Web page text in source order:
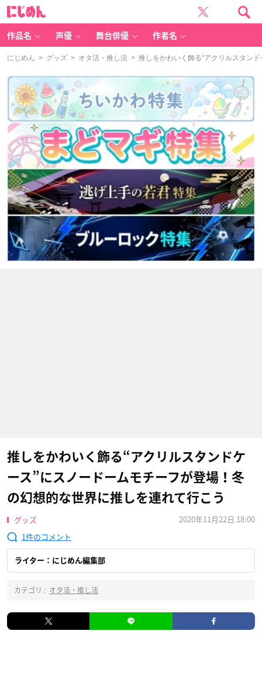
作品名 声優 舞台俳優 作者名
にじめん > グッズ > オタ活・推し活 > 推しをかわいく飾る“アクリルスタン
推しをかわいく飾る“アクリルスタンドケ
ース”にスノードームモチーフが登場！冬
の幻想的な世界に推しを連れて行こう
グッズ
2020年11月22日 18:00
1
ライター：にじめん編集部
カテゴリ : オタ活・推し活